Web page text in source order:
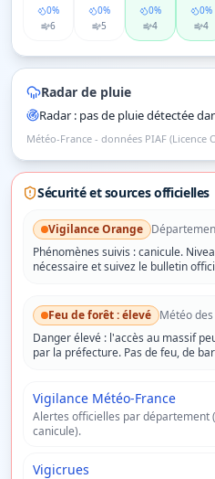
0%
6
0%
5
0%
4
0%
4
Radar de pluie
Radar : pas de pluie détectée
Météo-France - données PIAF (Licence
Sécurité et sources officielles
VigilanceOrange
Phénomènes suivis :canicule.
nécessaire et suivez le bulletin
Feu de forêt :élevé Météo
Dangerélevé : l'accès au massif
par la préfecture. Pas de feu, de
Vigilance Météo-France
Alertes officielles par département
canicule).
Vigicrues